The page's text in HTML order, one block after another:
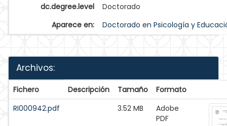
dc.degree.level
Doctorado
Aparece en:
Doctorado en Psicología y
Archivos:
Fichero Descripción Tamaño
Formato
RI000942.pdf
3.52 MB
Adobe
PDF